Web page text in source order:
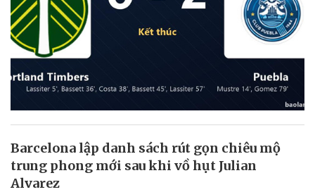
Barcelona lập danh sách rút gọn chiêu mộ
trung phong mới sau khi vồ hụt Julian
Alvarez